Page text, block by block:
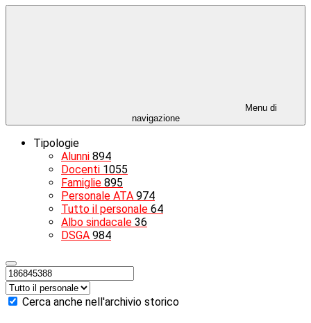
Menu di
navigazione
Tipologie
Alunni 894
Docenti 1055
Famiglie 895
Personale ATA 974
Tutto il personale 64
Albo sindacale 36
DSGA 984
Cerca anche nell'archivio storico